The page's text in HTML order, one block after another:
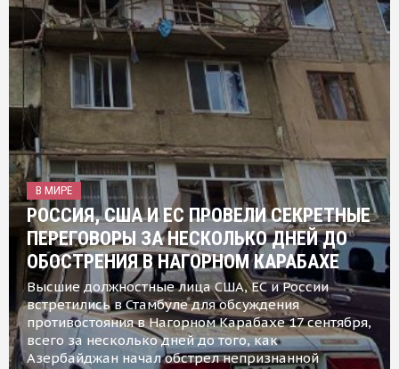
В МИРЕ
РОССИЯ, США И ЕС ПРОВЕЛИ СЕКРЕТНЫЕ
ПЕРЕГОВОРЫ ЗА НЕСКОЛЬКО ДНЕЙ ДО
ОБОСТРЕНИЯ В НАГОРНОМ КАРАБАХЕ
Высшие должностные лица США, ЕС и России
встретились в Стамбуле для обсуждения
противостояния в Нагорном Карабахе 17 сентября,
всего за несколько дней до того, как
Азербайджан начал обстрел непризнанной